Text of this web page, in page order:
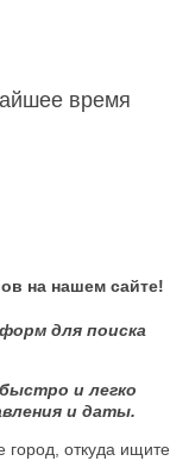
время
на нашем сайте!
для поиска
и легко
и даты.
город, откуда ищите